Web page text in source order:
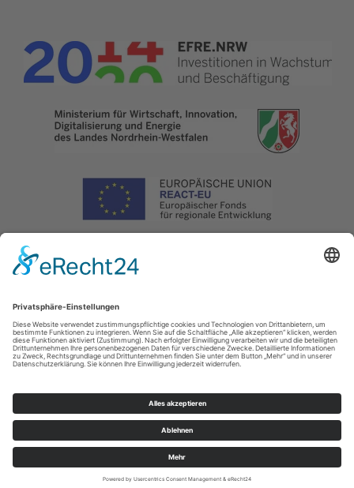
Impressum|Datenschutz|Haftungsausschluss|Kontakt
Naturpark Arnsberger Wald - Projektbüro Sauerland-Waldroute
E: info@sauerland-waldroute.de
Cookie-Einstellungen